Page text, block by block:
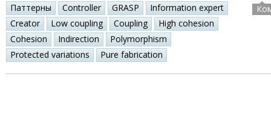
Паттерны Controller GRASP
Information expert
Creator
Low coupling Coupling
High cohesion
Cohesion
Indirection
Polymorphism
Protected variations
Pure fabrication